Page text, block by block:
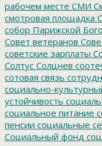
рабочем месте СМИ
смотровая площадка
собор Парижской
Совет ветеранов
советские зарплаты
Солтус Солцнев
сотовая связь
социально-
устойчивость
социальное питание
пенсии социальные
Социальный фонд